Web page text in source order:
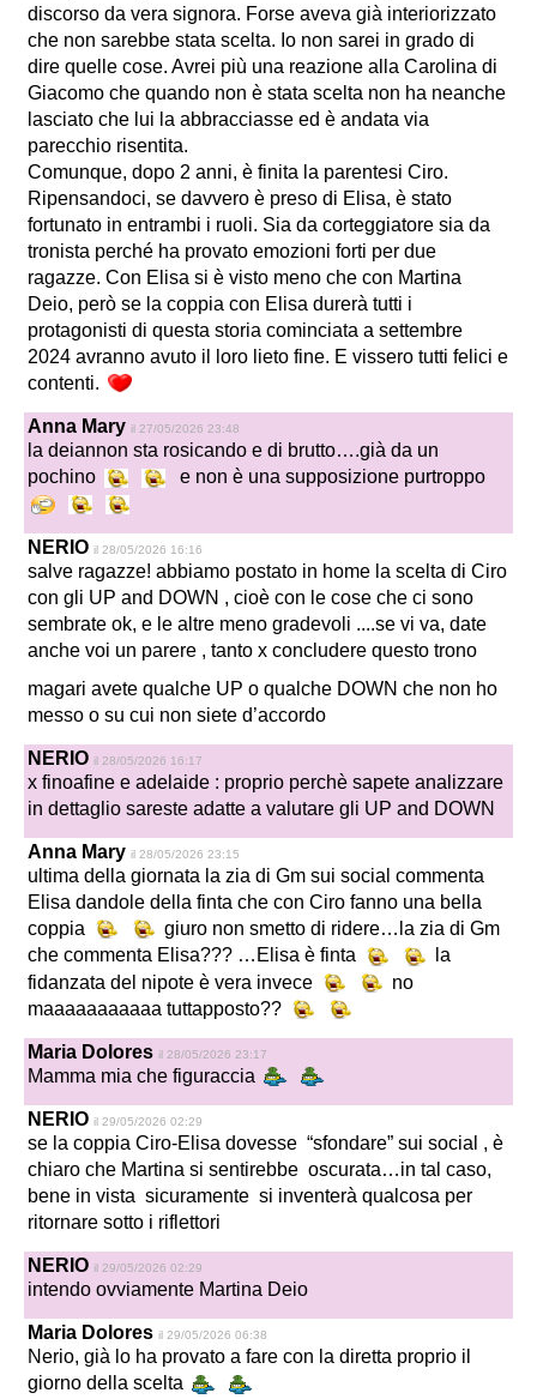
discorso da vera signora. Forse aveva già interiorizzato
che non sarebbe stata scelta. Io non sarei in grado di
dire quelle cose. Avrei più una reazione alla Carolina di
Giacomo che quando non è stata scelta non ha neanche
lasciato che lui la abbracciasse ed è andata via
parecchio risentita.
Comunque, dopo 2 anni, è finita la parentesi Ciro.
Ripensandoci, se davvero è preso di Elisa, è stato
fortunato in entrambi i ruoli. Sia da corteggiatore sia da
tronista perché ha provato emozioni forti per due
ragazze. Con Elisa si è visto meno che con Martina
Deio, però se la coppia con Elisa durerà tutti i
protagonisti di questa storia cominciata a settembre
2024 avranno avuto il loro lieto fine. E vissero tutti felici e
contenti.
Anna Mary il 27/05/2026 23:48
la deiannon sta rosicando e di brutto….già da un
pochino
e non è una supposizione purtroppo
NERIO il 28/05/2026 16:16
salve ragazze! abbiamo postato in home la scelta di Ciro
con gli UP and DOWN , cioè con le cose che ci sono
sembrate ok, e le altre meno gradevoli ....se vi va, date
anche voi un parere , tanto x concludere questo trono
magari avete qualche UP o qualche DOWN che non ho
messo o su cui non siete d’accordo
NERIO il 28/05/2026 16:17
x finoafine e adelaide : proprio perchè sapete analizzare
in dettaglio sareste adatte a valutare gli UP and DOWN
Anna Mary il 28/05/2026 23:15
ultima della giornata la zia di Gm sui social commenta
Elisa dandole della finta che con Ciro fanno una bella
coppia
giuro non smetto di ridere…la zia di Gm
che commenta Elisa??? …Elisa è finta
la
fidanzata del nipote è vera invece
no
maaaaaaaaaaa tuttapposto??
Maria Dolores il 28/05/2026 23:17
Mamma mia che figuraccia
NERIO il 29/05/2026 02:29
se la coppia Ciro-Elisa dovesse “sfondare” sui social , è
chiaro che Martina si sentirebbe oscurata…in tal caso,
bene in vista sicuramente si inventerà qualcosa per
ritornare sotto i riflettori
NERIO il 29/05/2026 02:29
intendo ovviamente Martina Deio
Maria Dolores il 29/05/2026 06:38
Nerio, già lo ha provato a fare con la diretta proprio il
giorno della scelta